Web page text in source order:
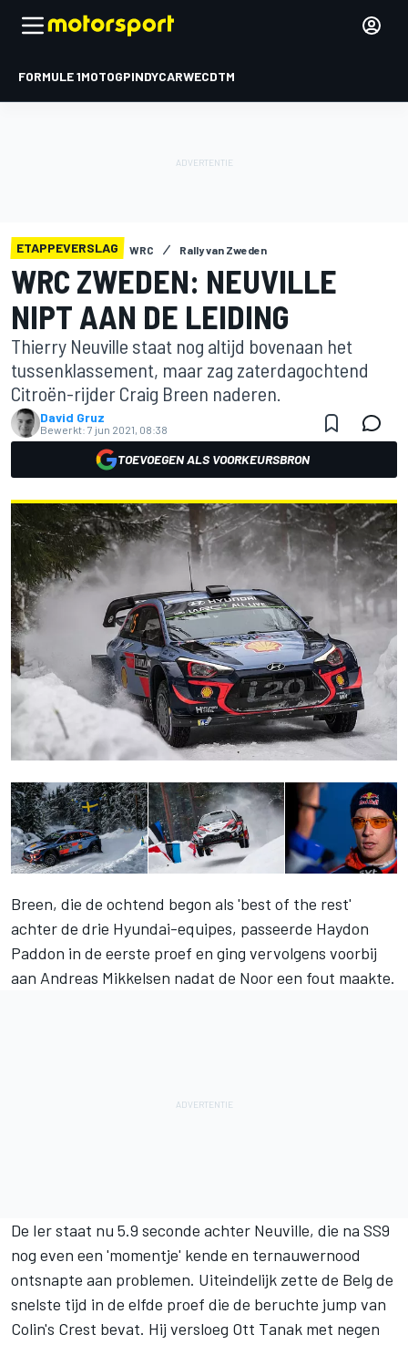
FORMULE 1MOTOGPINDYCARWECDTM
ETAPPEVERSLAG WRC Rally van Zweden
WRC ZWEDEN: NEUVILLE
NIPT AAN DE LEIDING
Thierry Neuville staat nog altijd bovenaan het
tussenklassement, maar zag zaterdagochtend
Citroën-rijder Craig Breen naderen.
David Gruz
Bewerkt: 7 jun 2021, 08:38
TOEVOEGEN ALS VOORKEURSBRON
Breen, die de ochtend begon als 'best of the rest'
achter de drie Hyundai-equipes, passeerde Haydon
Paddon in de eerste proef en ging vervolgens voorbij
aan Andreas Mikkelsen nadat de Noor een fout maakte.
De Ier staat nu 5.9 seconde achter Neuville, die na SS9
nog even een 'momentje' kende en ternauwernood
ontsnapte aan problemen. Uiteindelijk zette de Belg de
snelste tijd in de elfde proef die de beruchte jump van
Colin's Crest bevat. Hij versloeg Ott Tanak met negen